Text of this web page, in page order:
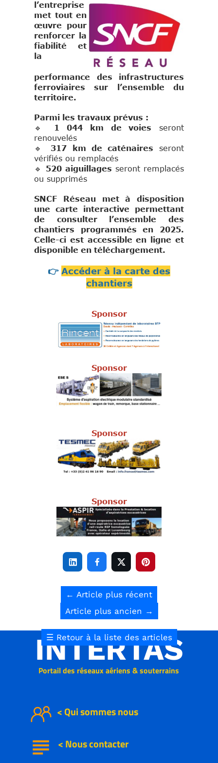
subject
INTERTAS
<Nouscontacter
< Qui sommes nous
Portail des réseaux aériens & souterrains
l’entreprise
met tout en
œuvre pour
renforcer la
fiabilité et
la
performance des infrastructures
ferroviaires sur l’ensemble du
territoire.
Parmi les travaux prévus :
🔹 1 044 km de voies seront
renouvelés
🔹 317 km de caténaires seront
vérifiés ou remplacés
🔹 520 aiguillages seront remplacés
ou supprimés
SNCF Réseau met à disposition
une carte interactive permettant
de consulter l’ensemble des
chantiers programmés en 2025.
Celle-ci est accessible en ligne et
disponible en téléchargement.
👉 Accéder à la carte des
chantiers
Sponsor
Sponsor
Sponsor
Sponsor
   
← Article plus récent
Article plus ancien →
☰ Retour à la liste des articles